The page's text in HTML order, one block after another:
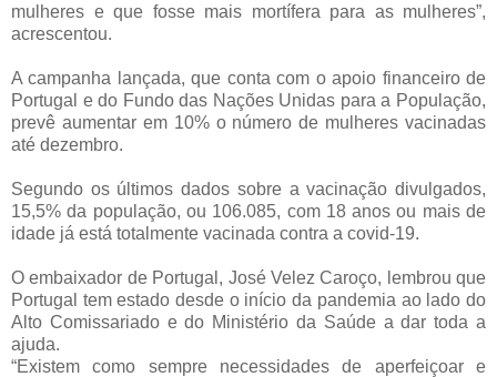
mulheres e que fosse mais mortífera para as mulheres”,
acrescentou.
A campanha lançada, que conta com o apoio financeiro de
Portugal e do Fundo das Nações Unidas para a População,
prevê aumentar em 10% o número de mulheres vacinadas
até dezembro.
Segundo os últimos dados sobre a vacinação divulgados,
15,5% da população, ou 106.085, com 18 anos ou mais de
idade já está totalmente vacinada contra a covid-19.
O embaixador de Portugal, José Velez Caroço, lembrou que
Portugal tem estado desde o início da pandemia ao lado do
Alto Comissariado e do Ministério da Saúde a dar toda a
ajuda.
“Existem como sempre necessidades de aperfeiçoar e